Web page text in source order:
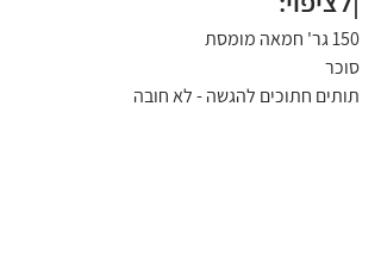
150 גר' חמאה מומסת
סוכר
תותים חתוכים להגשה - לא חובה